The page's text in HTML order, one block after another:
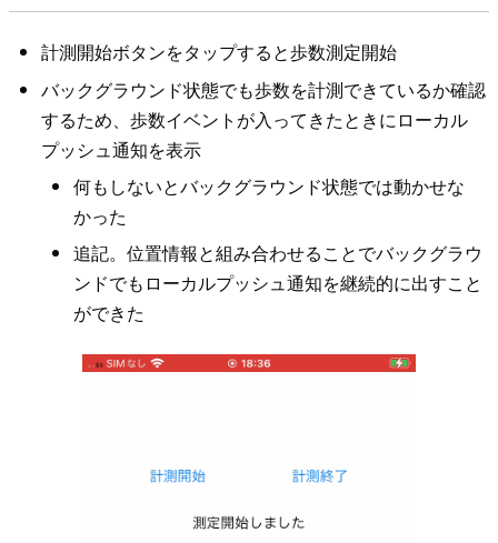
計測開始ボタンをタップすると歩数測定開始
バックグラウンド状態でも歩数を計測できているか確認
するため、歩数イベントが入ってきたときにローカル
プッシュ通知を表示
何もしないとバックグラウンド状態では動かせな
かった
追記。位置情報と組み合わせることでバックグラウ
ンドでもローカルプッシュ通知を継続的に出すこと
ができた